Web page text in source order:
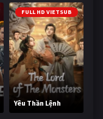
FULL HD VIETSUB
Yêu Thần Lệnh